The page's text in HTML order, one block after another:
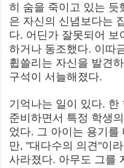
히 숨을 죽이고 있는 듯
은 자신의 신념보다는
다. 어딘가 잘못되어 보
하거나 동조했다. 이따
휩쓸리는 자신을 발견
구석이 서늘해졌다.
기억나는 일이 있다. 한
준비하면서 특정 학생
었다. 그 아이는 용기를
만, "대다수의 의견"이
사라졌다. 아무도 그를